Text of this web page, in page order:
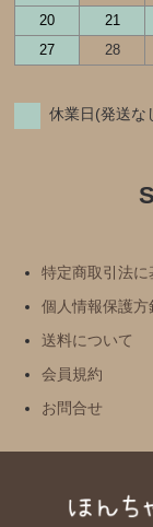
20
21
27
28
休業日(発送な
特定商取引法
個人情報保護方
送料について
会員規約
お問合せ